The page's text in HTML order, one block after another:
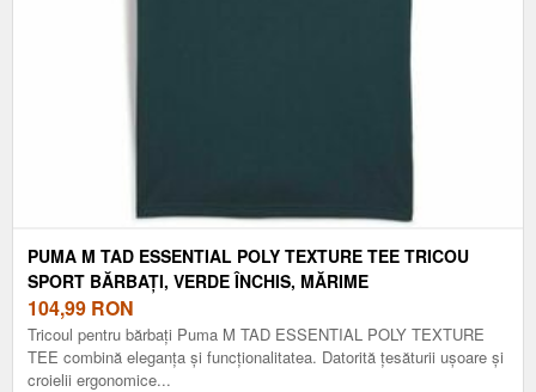
PUMA M TAD ESSENTIAL POLY TEXTURE TEE TRICOU
SPORT BĂRBAȚI, VERDE ÎNCHIS, MĂRIME
104,99 RON
Tricoul pentru bărbați Puma M TAD ESSENTIAL POLY TEXTURE
TEE combină eleganța și funcționalitatea. Datorită țesăturii ușoare și
croielii ergonomice...